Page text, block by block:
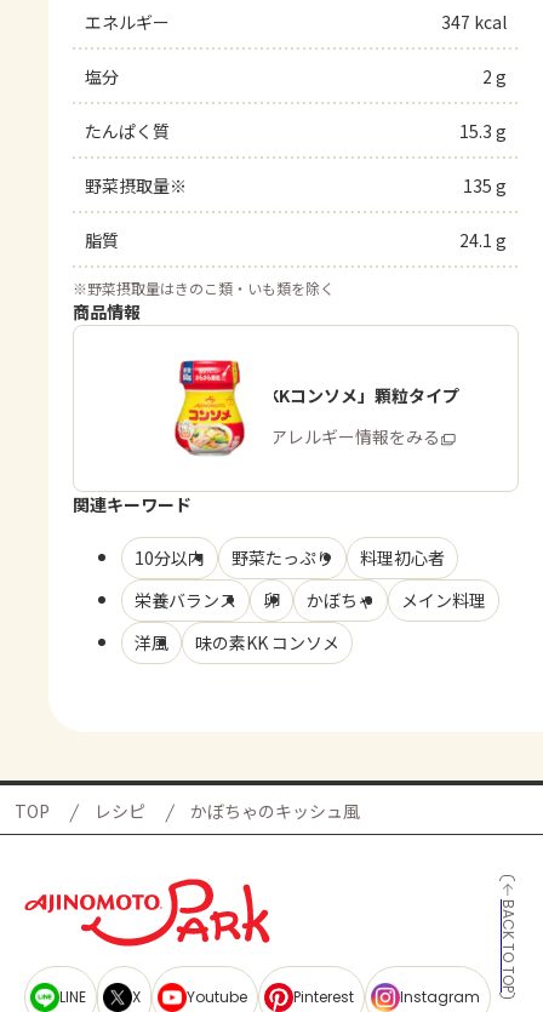
エネルギー
347 kcal
塩分 2 g
たんぱく質 15.3 g
野菜摂取量※ 135 g
脂質 24.1 g
※野菜摂取量はきのこ類・いも類を除く
商品情報
「味の素KKコンソメ」顆粒タイプ
商品・アレルギー情報をみる
関連キーワード
10分以内 野菜たっぷり
料理初心者
栄養バランス
卵 かぼちゃ
メイン料理
洋風
味の素KK コンソメ
TOP レシピ かぼちゃのキッシュ風
BACK TO TOP
LINE X Youtube Pinterest Instagram